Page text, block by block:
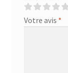
Votre avis *